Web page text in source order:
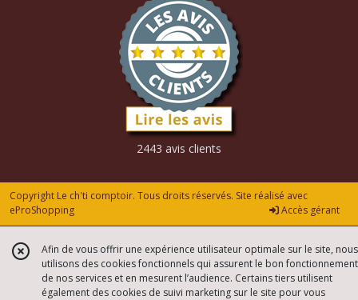
2443 avis clients
Copyright Le ch'ti comptoir. Tous droits réservés. Site réalisé avec
eProShopping
Accès gérant
Afin de vous offrir une expérience utilisateur optimale sur le site, nous
utilisons des cookies fonctionnels qui assurent le bon fonctionnement
de nos services et en mesurent l’audience. Certains tiers utilisent
également des cookies de suivi marketing sur le site pour vous